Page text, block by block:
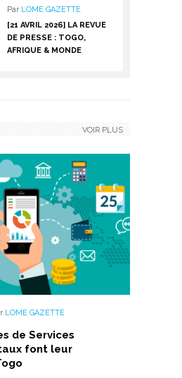
Par LOME GAZETTE
[21 AVRIL 2026] LA REVUE
DE PRESSE : TOGO,
AFRIQUE & MONDE
LOME GAZETTE
de Services
font leur
VOIR PLUS